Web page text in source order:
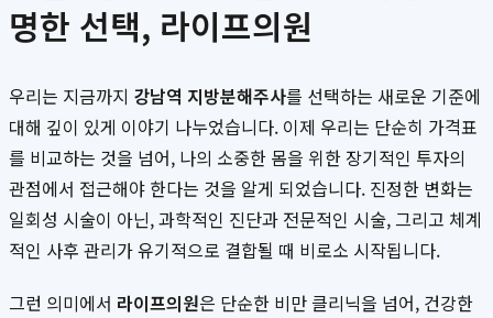
명한 선택, 라이프의원
우리는 지금까지 강남역 지방분해주사를 선택하는 새로운 기준에
대해 깊이 있게 이야기 나누었습니다. 이제 우리는 단순히 가격표
를 비교하는 것을 넘어, 나의 소중한 몸을 위한 장기적인 투자의
관점에서 접근해야 한다는 것을 알게 되었습니다. 진정한 변화는
일회성 시술이 아닌, 과학적인 진단과 전문적인 시술, 그리고 체계
적인 사후 관리가 유기적으로 결합될 때 비로소 시작됩니다.
그런 의미에서 라이프의원은 단순한 비만 클리닉을 넘어, 건강한